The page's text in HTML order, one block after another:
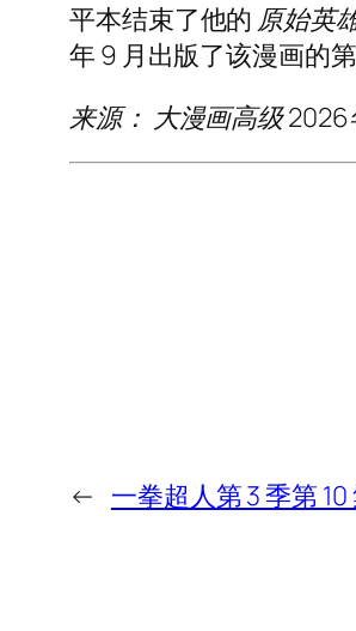
平本结束了他的 原始英
年 9 月出版了该漫画的
来源： 大漫画高级2026
← 一拳超人第 3 季第